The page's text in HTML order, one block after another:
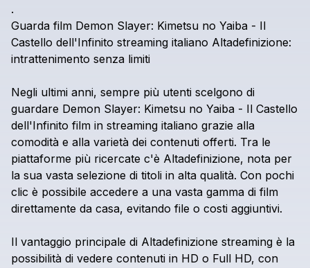
.
Guarda film Demon Slayer: Kimetsu no Yaiba - Il
Castello dell'Infinito streaming italiano Altadefinizione:
intrattenimento senza limiti
Negli ultimi anni, sempre più utenti scelgono di
guardare Demon Slayer: Kimetsu no Yaiba - Il Castello
dell'Infinito film in streaming italiano grazie alla
comodità e alla varietà dei contenuti offerti. Tra le
piattaforme più ricercate c'è Altadefinizione, nota per
la sua vasta selezione di titoli in alta qualità. Con pochi
clic è possibile accedere a una vasta gamma di film
direttamente da casa, evitando file o costi aggiuntivi.
Il vantaggio principale di Altadefinizione streaming è la
possibilità di vedere contenuti in HD o Full HD, con